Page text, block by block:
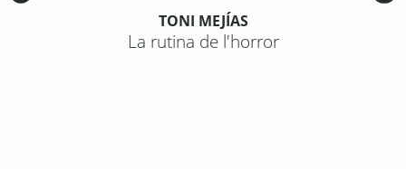
TONI MEJÍAS
La rutina de l'horror